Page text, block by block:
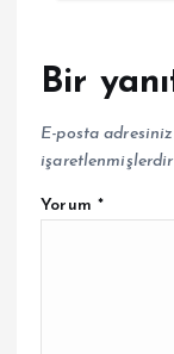
Bir
E-posta
işaretlenmişlerdir
Yorum *